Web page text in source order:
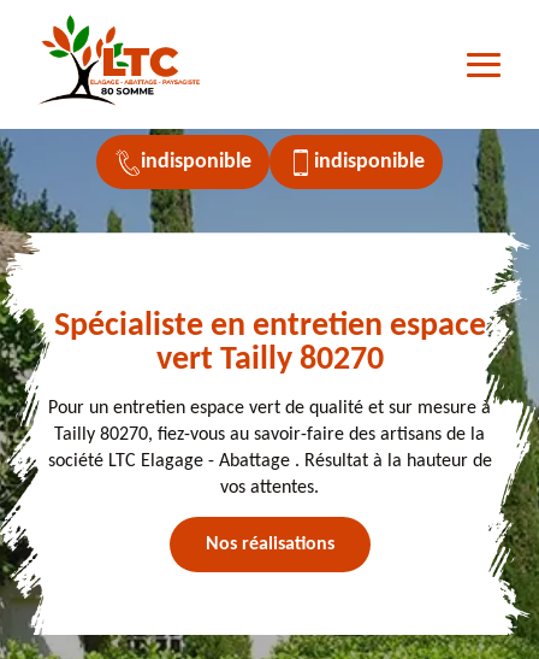
indisponible indisponible
Spécialiste en entretien espace
vert Tailly 80270
Pour un entretien espace vert de qualité et sur mesure à
Tailly 80270, fiez-vous au savoir-faire des artisans de la
société LTC Elagage - Abattage . Résultat à la hauteur de
vos attentes.
Nos réalisations